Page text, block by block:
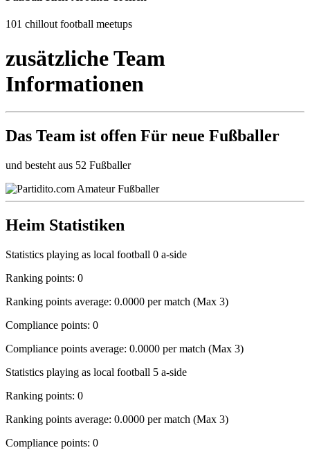
101 chillout football meetups
zusätzliche Team
Informationen
Das Team ist offen Für neue Fußballer
und besteht aus 52 Fußballer
Heim Statistiken
Statistics playing as local football 0 a-side
Ranking points: 0
Ranking points average: 0.0000 per match (Max 3)
Compliance points: 0
Compliance points average: 0.0000 per match (Max 3)
Statistics playing as local football 5 a-side
Ranking points: 0
Ranking points average: 0.0000 per match (Max 3)
Compliance points: 0